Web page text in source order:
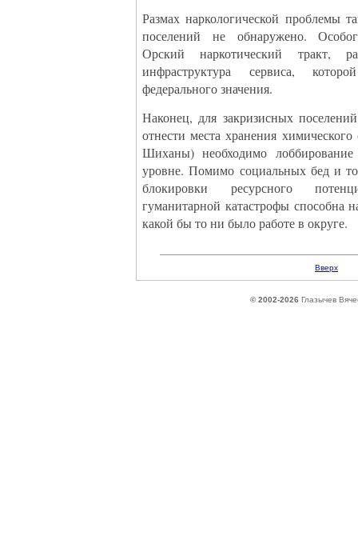
Размах наркологической проблемы
поселений не обнаружено.
Орский наркотический тракт,
инфраструктура сервиса,
федерального значения.
Наконец, для закризисных
отнести места хранения
Шиханы) необходимо
уровне. Помимо социальных бед и
блокировки ресурсного
гуманитарной катастрофы способна
какой бы то ни было работе в округе.
Вверх
© 2002-2026 Глазычев